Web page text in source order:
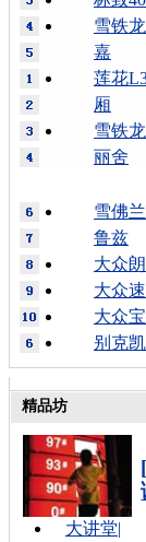
雪铁
嘉
莲花
厢
雪铁
丽舍
雪佛
鲁兹
大众
大众
大众
别克
精品坊
大讲堂|